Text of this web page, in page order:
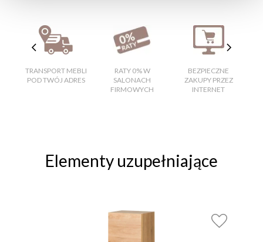
TRANSPORT MEBLI
POD TWÓJ ADRES
RATY 0% W
SALONACH
FIRMOWYCH
BEZPIECZNE
ZAKUPY PRZEZ
INTERNET
Elementy uzupełniające